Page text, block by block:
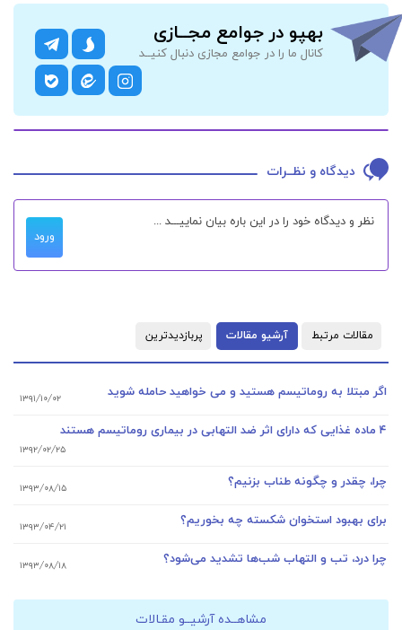
بهپو در جوامع مجــازی
کانال ما را در جوامع مجازی دنبال کنیــد
دیدگاه و نظــرات
ورود
مقالات مرتبط آرشیو مقالات پربازدیدترین
اگر مبتلا به روماتیسم هستید و می خواهید حامله شوید ۱۳۹۱/۱۰/۰۲
۴ ماده غذایی که دارای اثر ضد التهابی در بیماری روماتیسم هستند
۱۳۹۲/۰۲/۲۵
چرا، چقدر و چگونه طناب بزنیم؟ ۱۳۹۳/۰۸/۱۵
برای بهبود استخوان شکسته چه بخوریم؟ ۱۳۹۳/۰۴/۲۱
چرا درد، تب و التهاب شب‌ها تشدید می‌شود؟ ۱۳۹۳/۰۸/۱۸
مشاهــده آرشیــو مقـالات